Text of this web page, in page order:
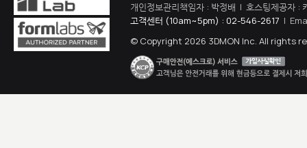
개인정보관리책임자 : 박정배 | 호스팅제공자 :
고객센터 (10am~5pm) : 02-546-2617 |
© Copyright 2026 3DMON Inc. All rights